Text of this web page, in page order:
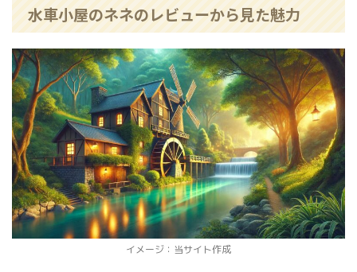
水車小屋のネネのレビューから見た魅力
イメージ：当サイト作成